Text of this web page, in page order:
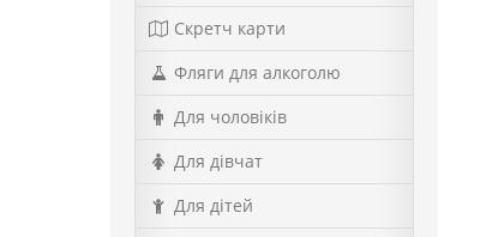
Скретч карти
Фляги для алкоголю
Для чоловіків
Для дівчат
Для дітей